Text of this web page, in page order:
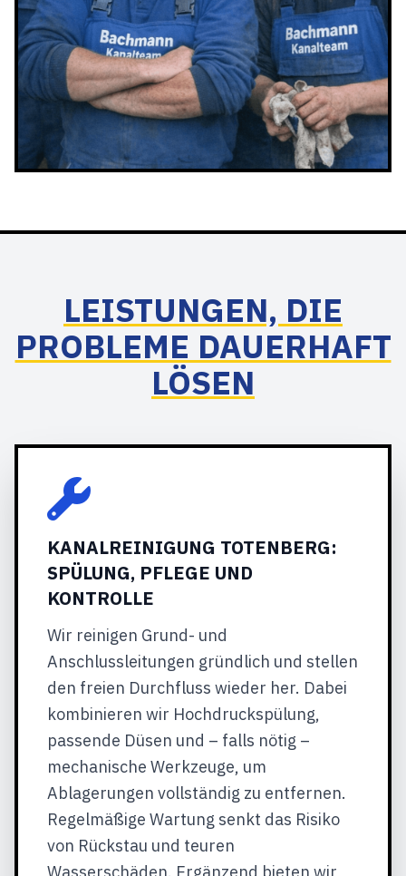
LEISTUNGEN, DIE
PROBLEME DAUERHAFT
LÖSEN
KANALREINIGUNG TOTENBERG:
SPÜLUNG, PFLEGE UND
KONTROLLE
Wir reinigen Grund- und
Anschlussleitungen gründlich und stellen
den freien Durchfluss wieder her. Dabei
kombinieren wir Hochdruckspülung,
passende Düsen und – falls nötig –
mechanische Werkzeuge, um
Ablagerungen vollständig zu entfernen.
Regelmäßige Wartung senkt das Risiko
von Rückstau und teuren